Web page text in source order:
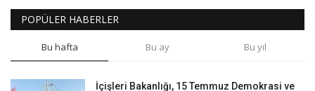
POPÜLER HABERLER
Bu hafta Bu ay Bu yıl
İçişleri Bakanlığı, 15 Temmuz Demokrasi ve